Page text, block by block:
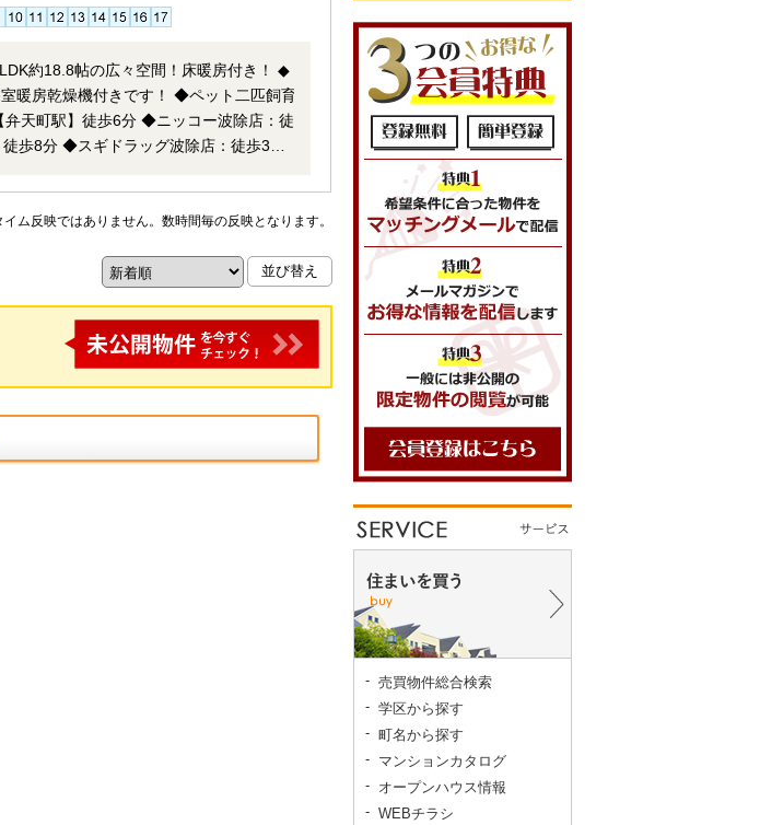
約18.8帖の広々空間！床暖房付き！ ◆
暖房乾燥機付きです！ ◆ペット二匹飼育
歩8分 ◆スギドラッグ波除店：徒歩3分 ◆
送迎も可能です♪
ム反映ではありません。数時間毎の反映となります。
売買物件総合検索
学区から探す
町名から探す
マンションカタログ
オープンハウス情報
WEBチラシ